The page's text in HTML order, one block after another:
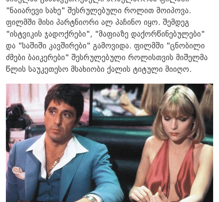
"ნაიარევი სახე" შესრულებული როლით მოიპოვა.
ფილმში მისი პარტნიორი ალ პაჩინო იყო. შემდეგ
"ისტვიკის ჯადოქრები", "მაფიაზე დაქორწინებულები" ​​
და "საშიში კავშირები" გამოვიდა. ფილმში "ცნობილი
ძმები ბაიკერები" შესრულებული როლისთვის მიშელმა
წლის საუკეთესო მსახიობი ქალის ტიტული მიიღო.